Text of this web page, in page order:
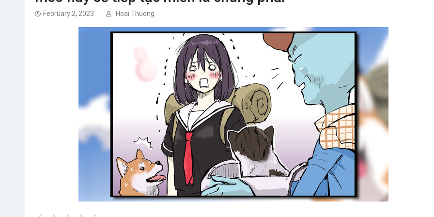
February 2, 2023 Hoai Thuong